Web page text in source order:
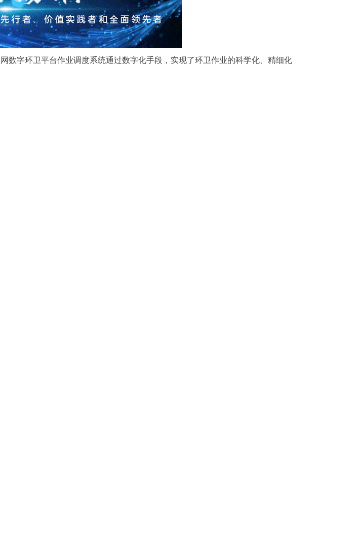
字环卫平台作业调度系统通过数字化手段，实现了环卫作业的科学化、精细化